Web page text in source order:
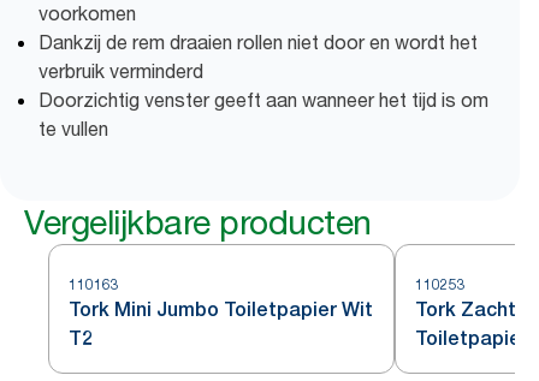
voorkomen
Dankzij de rem draaien rollen niet door en wordt het
verbruik verminderd
Doorzichtig venster geeft aan wanneer het tijd is om
te vullen
Vergelijkbare producten
110163
Tork Mini Jumbo Toiletpapier Wit
T2
110253
Tork Zacht
Toiletpapier